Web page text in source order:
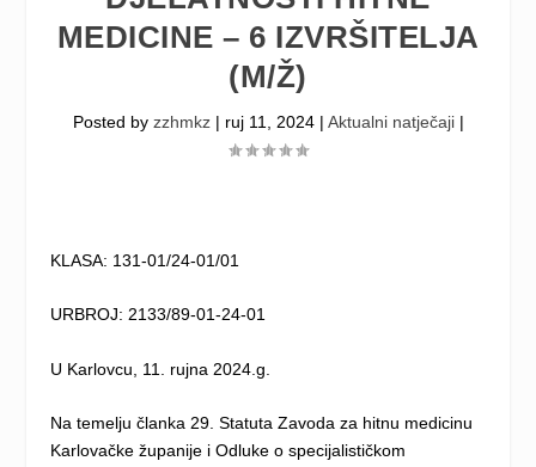
MEDICINE – 6 IZVRŠITELJA
(M/Ž)
Posted by zzhmkz| ruj 11, 2024| Aktualni natječaji|
KLASA: 131-01/24-01/01
URBROJ: 2133/89-01-24-01
U Karlovcu, 11. rujna 2024.g.
Na temelju članka 29. Statuta Zavoda za hitnu medicinu
Karlovačke županije i Odluke o specijalističkom